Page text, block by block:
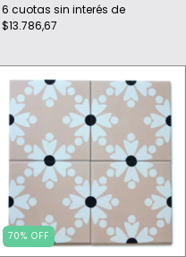
6 cuotas sin interés de
$13.786,67
70% OFF